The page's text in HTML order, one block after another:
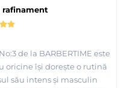
rafinament
de la BARBERTIME este
oricine își dorește o rutină
său intens și masculin